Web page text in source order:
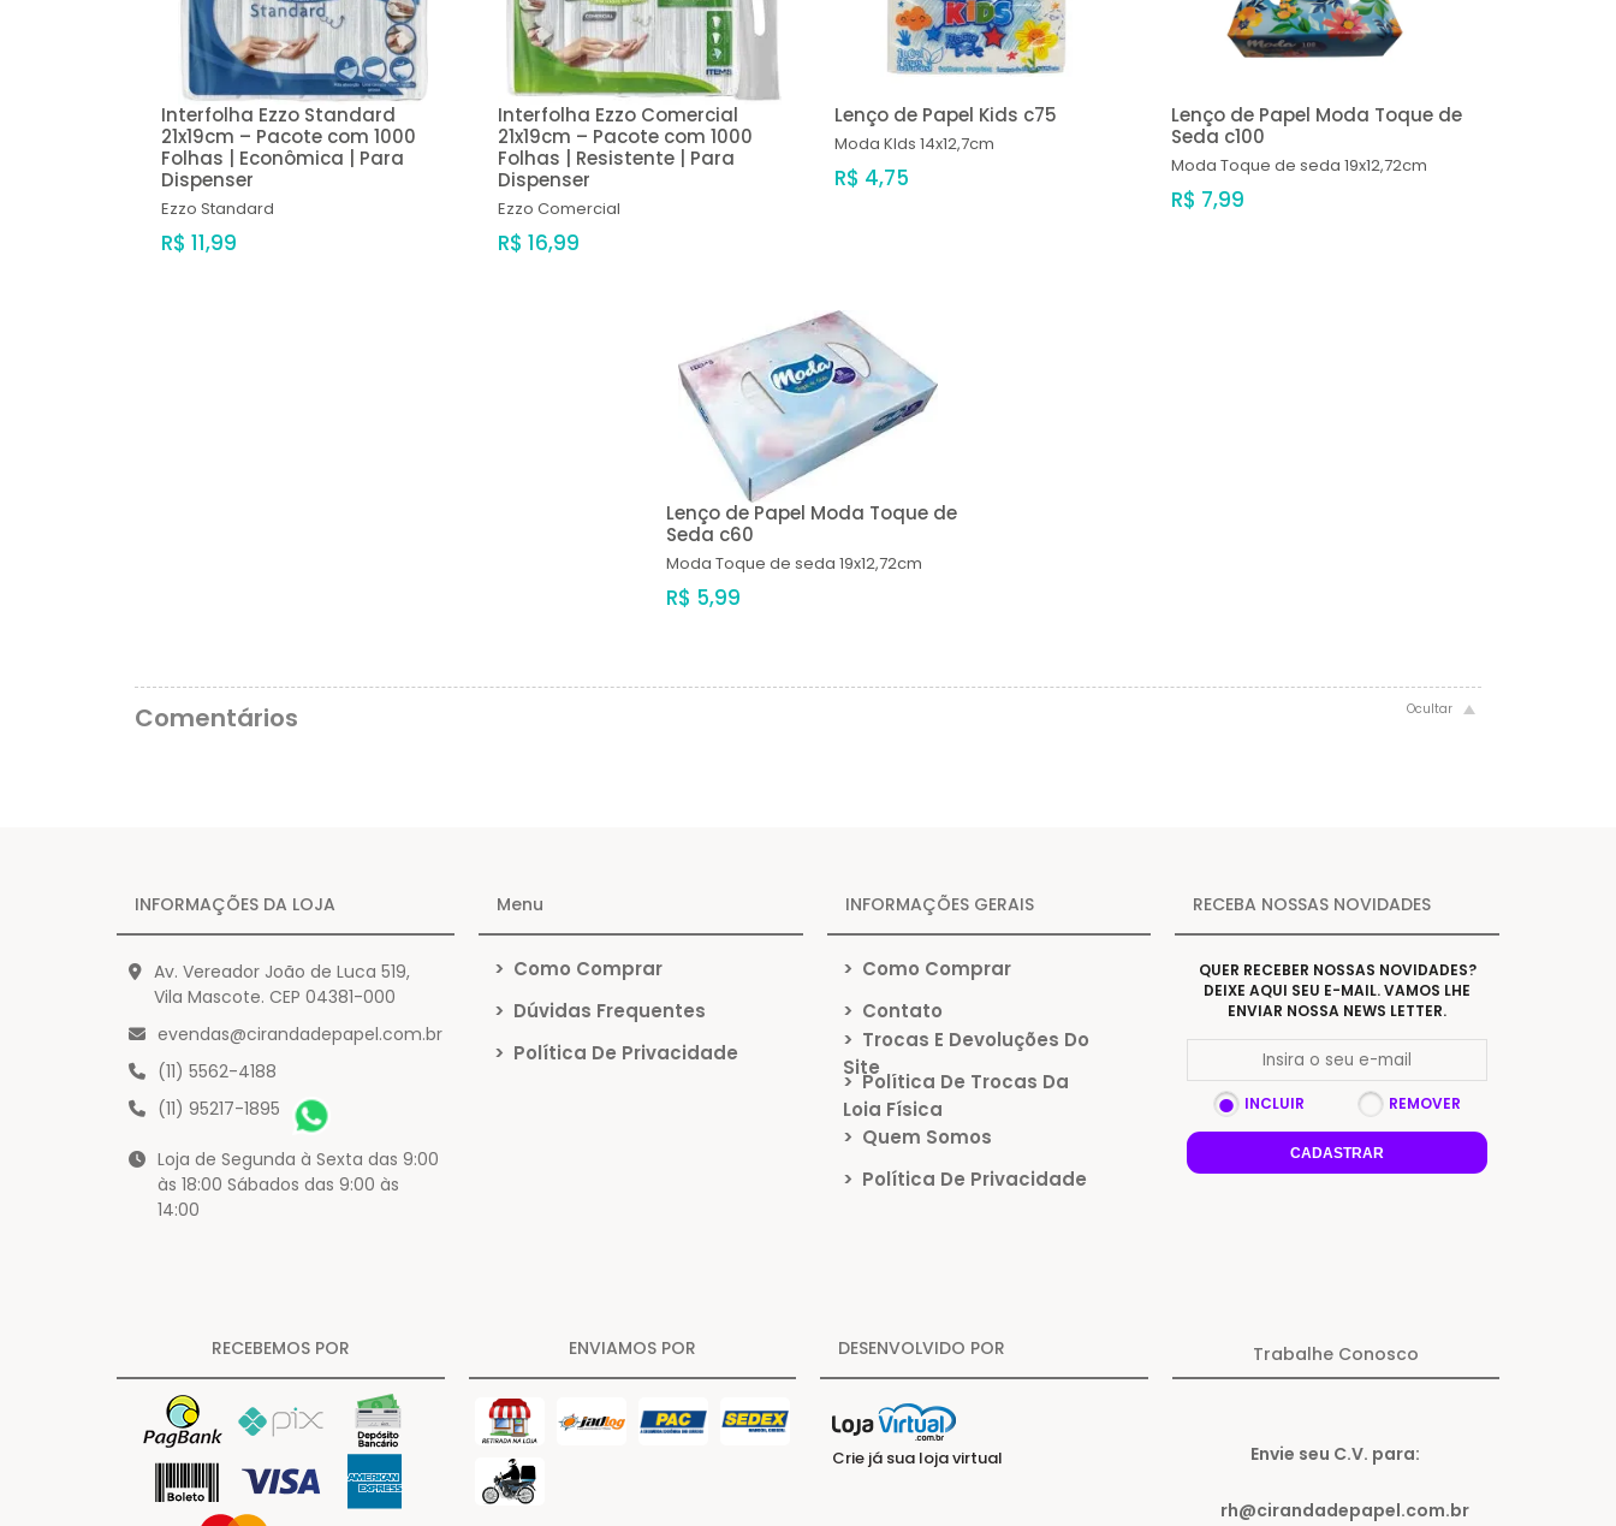
Interfolha Ezzo Standard
21x19cm – Pacote com 1000
Folhas | Econômica | Para
Dispenser
Ezzo Standard
R$ 11,99
Interfolha Ezzo Comercial
21x19cm – Pacote com 1000
Folhas | Resistente | Para
Dispenser
Ezzo Comercial
R$ 16,99
Lenço de Papel Kids c75
Moda KIds 14x12,7cm
R$ 4,75
Lenço de Papel Moda Toque de
Seda c100
Moda Toque de seda 19x12,72cm
R$ 7,99
Lenço de Papel Moda Toque de
Seda c60
Moda Toque de seda 19x12,72cm
R$ 5,99
Comentários
INFORMAÇÕES DA LOJA
Av. Vereador João de Luca 519,
Vila Mascote. CEP 04381-000
evendas@cirandadepapel.com.br
(11) 5562-4188
(11) 95217-1895
Loja de Segunda à Sexta das 9:00
às 18:00 Sábados das 9:00 às
14:00
Menu
> Como Comprar
> Dúvidas Frequentes
> Política De Privacidade
INFORMAÇÕES GERAIS
> Como Comprar
> Contato
> Trocas E Devoluções Do
Site
>Política De Trocas Da
Loja Física
> Quem Somos
> Política De Privacidade
RECEBA NOSSAS NOVIDADES
QUER RECEBER NOSSAS NOVIDADES?
DEIXE AQUI SEU E-MAIL. VAMOS LHE
ENVIAR NOSSA NEWS LETTER.
INCLUIR REMOVER
CADASTRAR
RECEBEMOS POR ENVIAMOS POR DESENVOLVIDO POR
Crie já sua loja virtual
Trabalhe Conosco
Envie seu C.V. para:
rh@cirandadepapel.com.br